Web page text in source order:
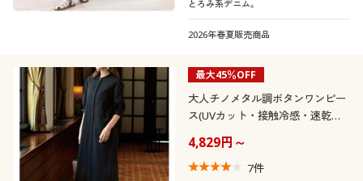
とろみ系デニム。
2026年春夏販売商品
最大45％OFF
大人チノメタル調ボタンワンピー
ス(UVカット・接触冷感・速乾
4,829円～
7件